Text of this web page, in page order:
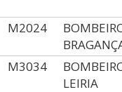
M2024
M3034
LEIRIA